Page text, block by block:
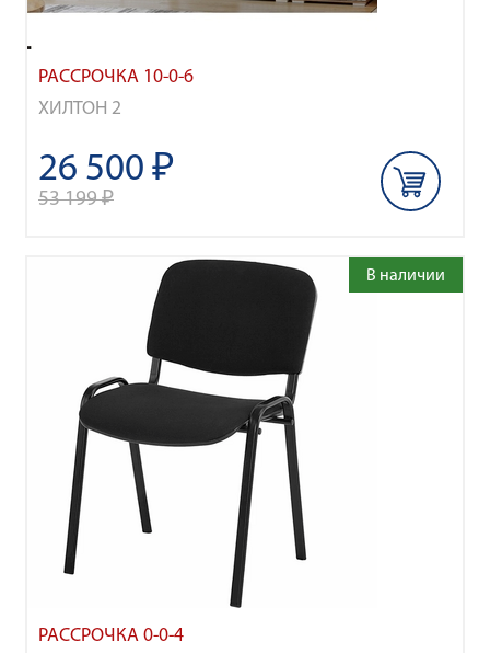
РАССРОЧКА 10-0-6
ХИЛТОН 2
26 500 ₽
53 199 ₽
РАССРОЧКА 0-0-4
В наличии